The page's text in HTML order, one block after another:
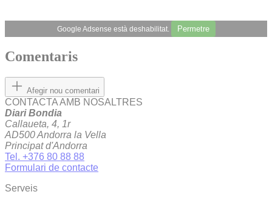
Google Adsense està deshabilitat. Permetre
Comentaris
Afegir nou comentari
CONTACTA AMB NOSALTRES
Diari Bondia
Callaueta, 4, 1r
AD500 Andorra la Vella
Principat d'Andorra
Tel. +376 80 88 88
Formulari de contacte
Serveis